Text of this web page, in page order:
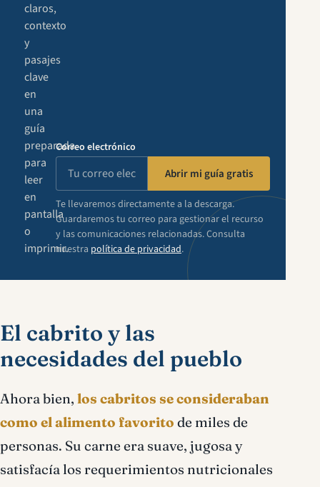
claros,
contexto
y
pasajes
clave
en
una
guía
preparada
para
leer
en
pantalla
o
imprimir.
Correo electrónico
Abrir mi guía gratis
Te llevaremos directamente a la descarga.
Guardaremos tu correo para gestionar el recurso
y las comunicaciones relacionadas. Consulta
nuestra política de privacidad.
El cabrito y las
necesidades del pueblo
Ahora bien, los cabritos se consideraban
como el alimento favorito de miles de
personas. Su carne era suave, jugosa y
satisfacía los requerimientos nutricionales